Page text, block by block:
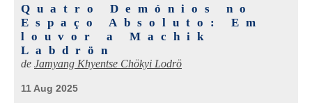
Quatro Demónios no
Espaço Absoluto: Em
louvor a Machik
Labdrön
de Jamyang Khyentse Chökyi Lodrö
11 Aug 2025